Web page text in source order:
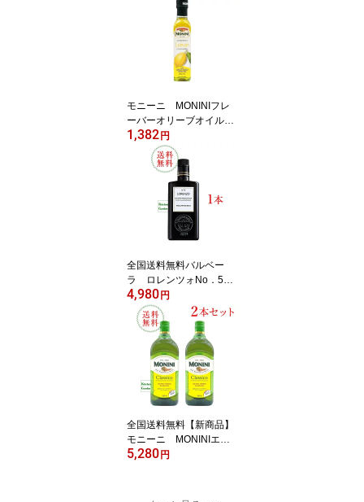
モニーニ MONINIフレ
ーバーオリーブオイル
レモン 250ml【輸入食
品】【夏の食材】
1,382 円
全国送料無料バルベー
ラ ロレンツォNo．5
エキストラヴァージンオ
リーブオイル オリーブ
オイル【輸入食品】【Pi
ck UP】【夏の食材】
4,980 円
全国送料無料【新商品】
モニーニ MONINIエキ
ストラヴァージンオリー
食品】
5,280 円